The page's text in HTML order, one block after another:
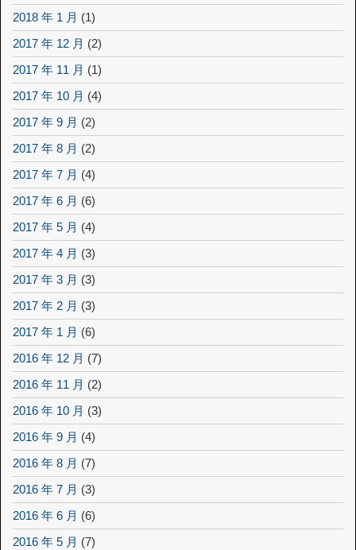
2018 年 1 月 (1)
2017 年 12 月 (2)
2017 年 11 月 (1)
2017 年 10 月 (4)
2017 年 9 月 (2)
2017 年 8 月 (2)
2017 年 7 月 (4)
2017 年 6 月 (6)
2017 年 5 月 (4)
2017 年 4 月 (3)
2017 年 3 月 (3)
2017 年 2 月 (3)
2017 年 1 月 (6)
2016 年 12 月 (7)
2016 年 11 月 (2)
2016 年 10 月 (3)
2016 年 9 月 (4)
2016 年 8 月 (7)
2016 年 7 月 (3)
2016 年 6 月 (6)
2016 年 5 月 (7)